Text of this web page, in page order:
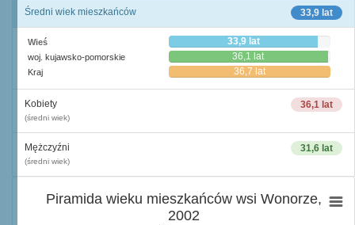
33,9 lat
Średni wiek mieszkańców
Wieś 33,9 lat
woj. kujawsko-pomorskie 36,1 lat
Kraj 36,7 lat
36,1 lat
Kobiety
(średni wiek)
31,6 lat
Mężczyźni
(średni wiek)
Piramida wieku mieszkańców wsi Wonorze,
2002